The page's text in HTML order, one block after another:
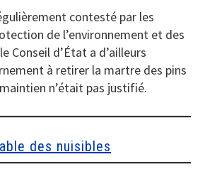
contesté par les
de l’environnement et des
Conseil d’État a d’ailleurs
à retirer la martre des pins
n’était pas justifié.
des nuisibles